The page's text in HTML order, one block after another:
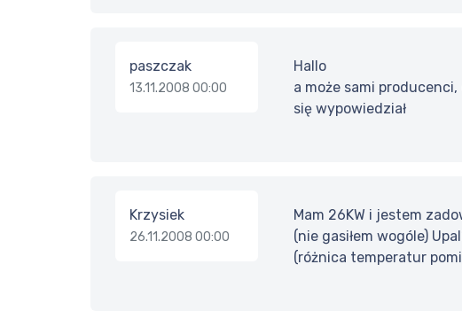
paszczak
13.11.2008 00:00
Hallo
a może sami
się wypowiedział
Krzysiek
26.11.2008 00:00
Mam 26KW i jestem
(nie gasiłem wogóle)
(różnica temperatur